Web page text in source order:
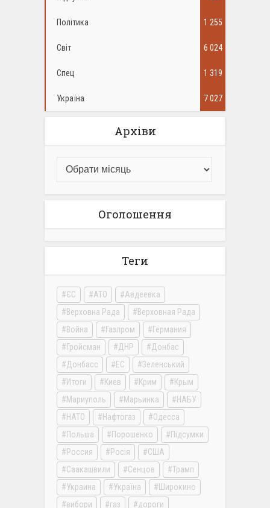
Політика 1 255
Світ 6 024
Спец 1 319
Україна 7 027
Архіви
Оголошення
Теги
ЄС АТО
Авдеевка
Верховна Рада
Верховная Рада
Война
Газпром
Германия
Гройсман
ДНР
Донбас
Донбасс
ЕС
Зеленський
Итоги
Киев Крим
Крым
Мариуполь
Марьинка
НАБУ
НАТО
Нафтогаз
Одесса
Польша
Порошенко
Підсумки
Россия
Росія
США
Саакашвили
Сенцов
Трамп
Украина
Україна
Широкино
вибори
газ дороги